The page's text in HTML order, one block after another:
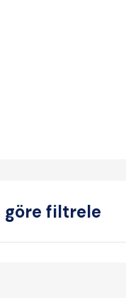
göre filtrele